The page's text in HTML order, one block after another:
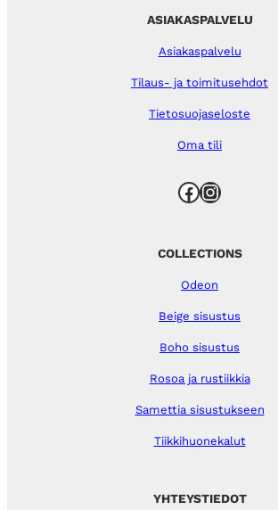
ASIAKASPALVELU
Asiakaspalvelu
Tilaus- ja toimitusehdot
Tietosuojaseloste
Oma tili
Facebook Instagram
YHTEYSTIEDOT
COLLECTIONS
Odeon
Beige sisustus
Boho sisustus
Rosoa ja rustiikkia
Samettia sisustukseen
Tiikkihuonekalut